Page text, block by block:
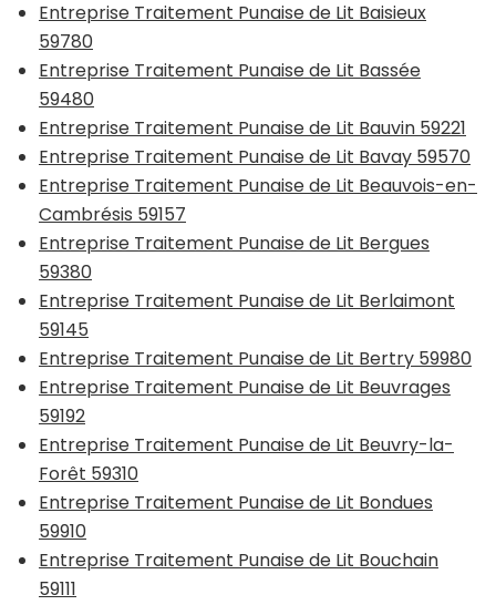
Entreprise Traitement Punaise de Lit Baisieux
59780
Entreprise Traitement Punaise de Lit Bassée
59480
Entreprise Traitement Punaise de Lit Bauvin 59221
Entreprise Traitement Punaise de Lit Bavay 59570
Entreprise Traitement Punaise de Lit Beauvois-en-
Cambrésis 59157
Entreprise Traitement Punaise de Lit Bergues
59380
Entreprise Traitement Punaise de Lit Berlaimont
59145
Entreprise Traitement Punaise de Lit Bertry 59980
Entreprise Traitement Punaise de Lit Beuvrages
59192
Entreprise Traitement Punaise de Lit Beuvry-la-
Forêt 59310
Entreprise Traitement Punaise de Lit Bondues
59910
Entreprise Traitement Punaise de Lit Bouchain
59111